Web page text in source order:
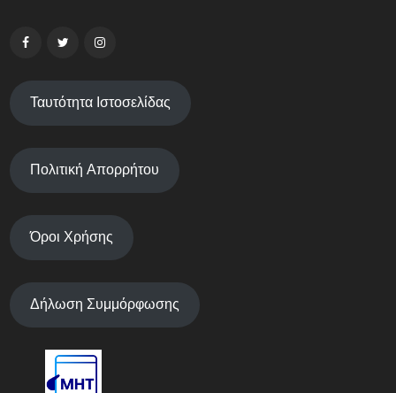
Ταυτότητα Ιστοσελίδας
Πολιτική Απορρήτου
Όροι Χρήσης
Δήλωση Συμμόρφωσης